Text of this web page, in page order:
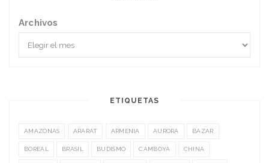
Archivos
ETIQUETAS
AMAZONAS ARARAT ARMENIA AURORA BAZAR
BOREAL BRASIL BUDISMO CAMBOYA CHINA